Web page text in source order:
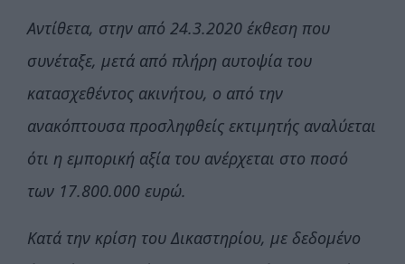
Αντίθετα, στην από 24.3.2020 έκθεση που
συνέταξε, μετά από πλήρη αυτοψία του
κατασχεθέντος ακινήτου, ο από την
ανακόπτουσα προσληφθείς εκτιμητής αναλύεται
ότι η εμπορική αξία του ανέρχεται στο ποσό
των 17.800.000 ευρώ.
Κατά την κρίση του Δικαστηρίου, με δεδομένο